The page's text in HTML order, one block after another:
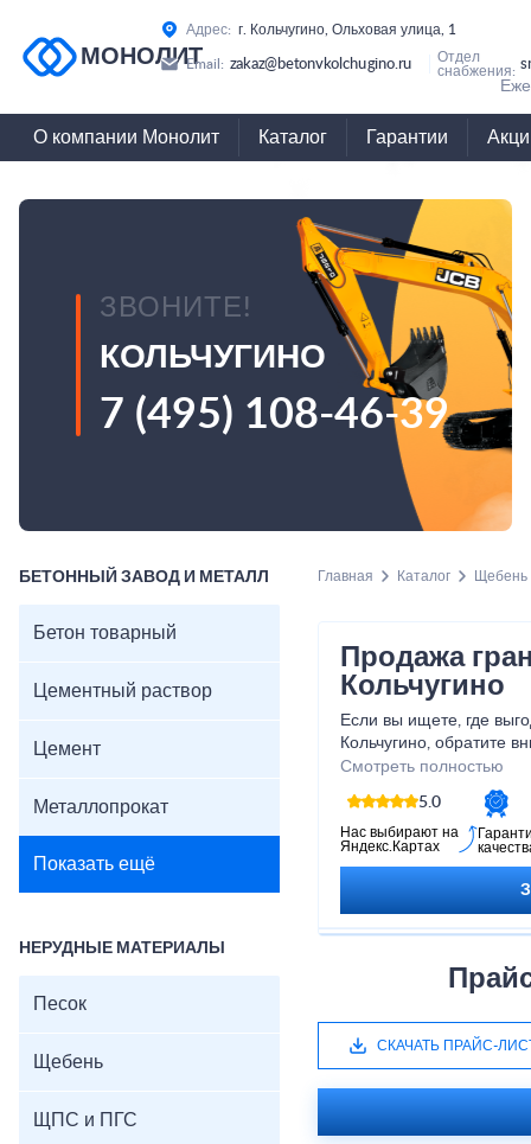
МОНОЛИТ
Адрес: г. Кольчугино, Ольховая улица, 1
Email: zakaz@betonvkolchugino.ru
Отдел
снабжения:
О компании Монолит Каталог Гарантии
ЗВОНИТЕ!
КОЛЬЧУГИНО
7 (495) 108-46-39
БЕТОННЫЙ ЗАВОД И МЕТАЛЛ
Бетон товарный
Цементный раствор
Цемент
Металлопрокат
Показать ещё
НЕРУДНЫЕ МАТЕРИАЛЫ
Песок
Щебень
ЩПС и ПГС
Главная Каталог Щебень
Продажа
Кольчугино
Если вы ищете, где
Кольчугино, обратите
нерудных
Мы реализуем щебень
известняковый
розницу напрямую из
менеджер, который
поможет с расчетом
В нашем прайс-листе
виды щебня различных
Смотреть полностью
5.0
Нас выбирают на
Яндекс.Картах
СКАЧАТЬ ПРАЙС-